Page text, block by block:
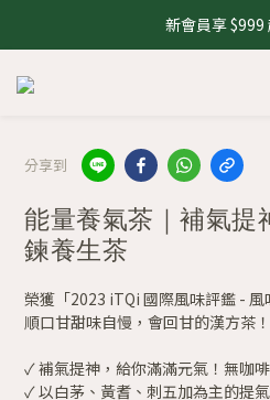
新會員享 $999
分享到
能量養氣茶｜補氣提
鍊養生茶
榮獲「2023 iTQi 國際風味評鑑 - 風
順口甘甜味自慢，會回甘的漢方茶！
✓ 補氣提神，給你滿滿元氣！無咖
✓ 以白茅、黃耆、刺五加為主的提